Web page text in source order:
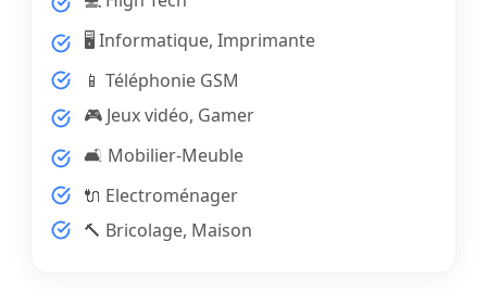
🖥️ Informatique, Imprimante
📱 Téléphonie GSM
🎮 Jeux vidéo, Gamer
🛋️ Mobilier-Meuble
🔌 Electroménager
🔨 Bricolage, Maison